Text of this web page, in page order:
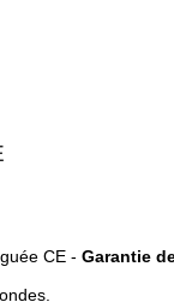
CE - Garantie